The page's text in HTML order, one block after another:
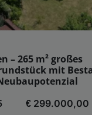
– 265 m² großes
mit
€ 299.000,00